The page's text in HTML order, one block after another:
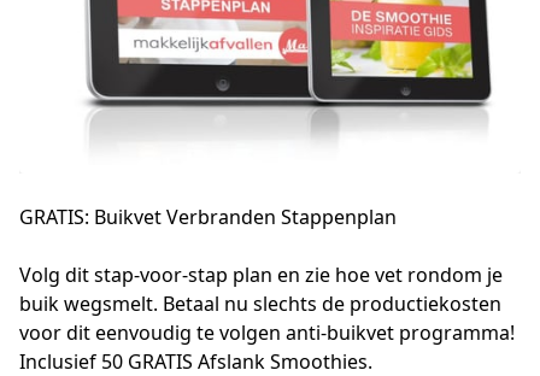
GRATIS: Buikvet Verbranden Stappenplan
Volg dit stap-voor-stap plan en zie hoe vet rondom je
buik wegsmelt. Betaal nu slechts de productiekosten
voor dit eenvoudig te volgen anti-buikvet programma!
Inclusief 50 GRATIS Afslank Smoothies.